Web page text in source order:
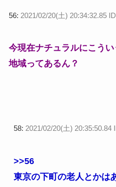
56: 2021/02/20(土) 20:34:32.85
今現在ナチュラルにこう
地域ってあるん？
58: 2021/02/20(土) 20:35:50.84
>>56
東京の下町の老人とかは